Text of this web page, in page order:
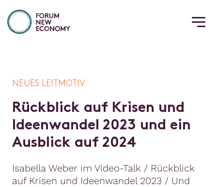
NEUES LEITMOTIV
Rückblick auf Krisen und
Ideenwandel 2023 und ein
Ausblick auf 2024
Isabella Weber im Video-Talk / Rückblick
auf Krisen und Ideenwandel 2023 / Und